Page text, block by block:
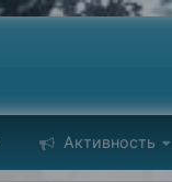
Активность